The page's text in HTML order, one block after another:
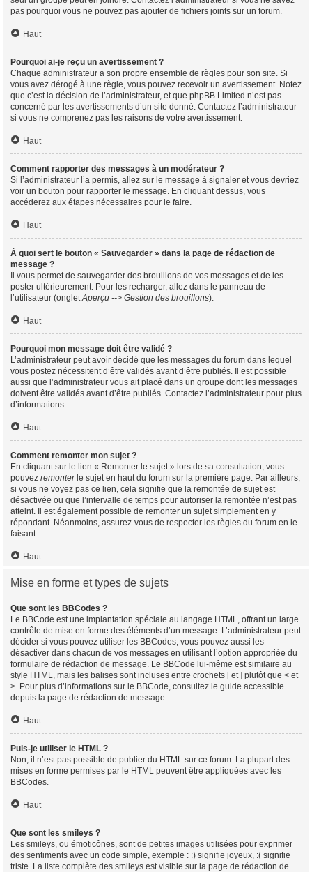
pas pourquoi vous ne pouvez pas ajouter de fichiers joints sur un forum.
Haut
Pourquoi ai-je reçu un avertissement ?
Chaque administrateur a son propre ensemble de règles pour son site. Si
vous avez dérogé à une règle, vous pouvez recevoir un avertissement. Notez
que c’est la décision de l’administrateur, et que phpBB Limited n’est pas
concerné par les avertissements d’un site donné. Contactez l’administrateur
si vous ne comprenez pas les raisons de votre avertissement.
Haut
Comment rapporter des messages à un modérateur ?
Si l’administrateur l’a permis, allez sur le message à signaler et vous devriez
voir un bouton pour rapporter le message. En cliquant dessus, vous
accéderez aux étapes nécessaires pour le faire.
Haut
À quoi sert le bouton « Sauvegarder » dans la page de rédaction de
message ?
Il vous permet de sauvegarder des brouillons de vos messages et de les
poster ultérieurement. Pour les recharger, allez dans le panneau de
l’utilisateur (ongletAperçu --> Gestion des brouillons).
Haut
Pourquoi mon message doit être validé ?
L’administrateur peut avoir décidé que les messages du forum dans lequel
vous postez nécessitent d’être validés avant d’être publiés. Il est possible
aussi que l’administrateur vous ait placé dans un groupe dont les messages
doivent être validés avant d’être publiés. Contactez l’administrateur pour plus
d’informations.
Haut
Comment remonter mon sujet ?
En cliquant sur le lien « Remonter le sujet » lors de sa consultation, vous
pouvez remonterle sujet en haut du forum sur la première page. Par ailleurs,
si vous ne voyez pas ce lien, cela signifie que la remontée de sujet est
désactivée ou que l’intervalle de temps pour autoriser la remontée n’est pas
atteint. Il est également possible de remonter un sujet simplement en y
répondant. Néanmoins, assurez-vous de respecter les règles du forum en le
faisant.
Haut
Mise en forme et types de sujets
Que sont les BBCodes ?
Le BBCode est une implantation spéciale au langage HTML, offrant un large
contrôle de mise en forme des éléments d’un message. L’administrateur peut
décider si vous pouvez utiliser les BBCodes, vous pouvez aussi les
désactiver dans chacun de vos messages en utilisant l’option appropriée du
formulaire de rédaction de message. Le BBCode lui-même est similaire au
style HTML, mais les balises sont incluses entre crochets [ et ] plutôt que < et
>. Pour plus d’informations sur le BBCode, consultez le guide accessible
depuis la page de rédaction de message.
Haut
Puis-je utiliser le HTML ?
Non, il n’est pas possible de publier du HTML sur ce forum. La plupart des
mises en forme permises par le HTML peuvent être appliquées avec les
BBCodes.
Haut
Que sont les smileys ?
Les smileys, ou émoticônes, sont de petites images utilisées pour exprimer
des sentiments avec un code simple, exemple : :) signifie joyeux, :( signifie
triste. La liste complète des smileys est visible sur la page de rédaction de